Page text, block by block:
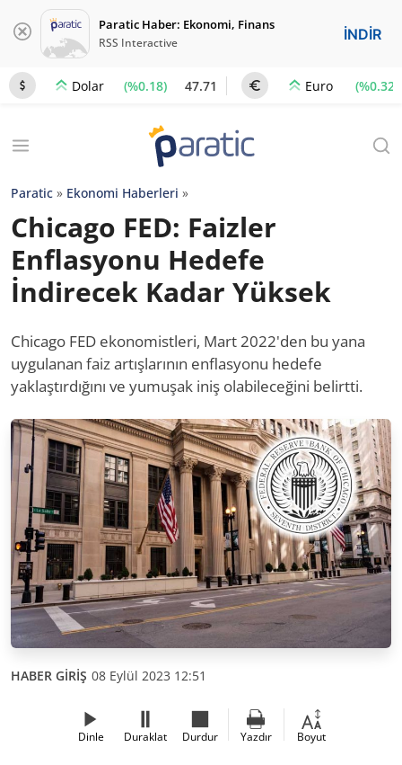
Paratic Haber: Ekonomi, Finans
RSS Interactive İNDİR
Dolar (%0.18) 47.71 Euro (%0.32)
Paratic » Ekonomi Haberleri »
Chicago FED: Faizler
Enflasyonu Hedefe
İndirecek Kadar Yüksek
Chicago FED ekonomistleri, Mart 2022'den bu yana
uygulanan faiz artışlarının enflasyonu hedefe
yaklaştırdığını ve yumuşak iniş olabileceğini belirtti.
HABER GİRİŞ 08 Eylül 2023 12:51
Dinle Duraklat Durdur Yazdır Boyut